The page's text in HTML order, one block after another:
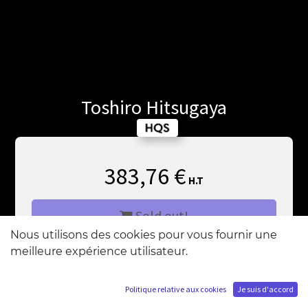
Toshiro Hitsugaya
383,76 € H.T
Sold out!
M'ajouter à la liste d'attente
Nous utilisons des cookies pour vous fournir une
meilleure expérience utilisateur.
Politique relative aux cookies Je suis d'accord